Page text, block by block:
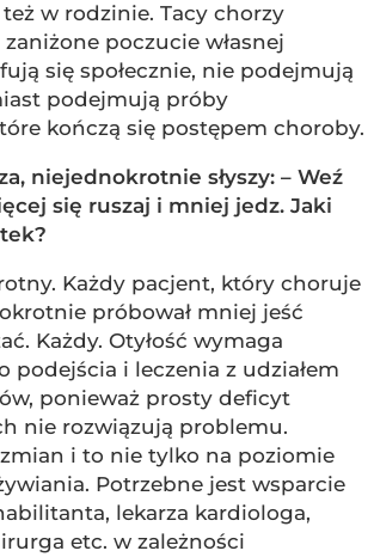
w rodzinie. Tacy chorzy
poczucie własnej
się społecznie, nie podejmują
podejmują próby
kończą się postępem choroby.
niejednokrotnie słyszy: – Weź
się ruszaj i mniej jedz. Jaki
Każdy pacjent, który choruje
próbował mniej jeść
Każdy. Otyłość wymaga
podejścia i leczenia z udziałem
ponieważ prosty deficyt
nie rozwiązują problemu.
i to nie tylko na poziomie
Potrzebne jest wsparcie
lekarza kardiologa,
etc. w zależności